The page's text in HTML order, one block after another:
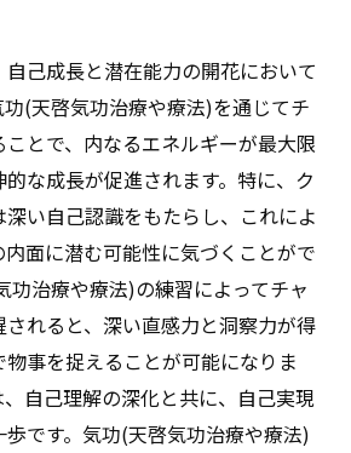
己成長と潜在能力の開花において
(天啓気功治療や療法)を通じてチ
とで、内なるエネルギーが最大限
な成長が促進されます。特に、ク
い自己認識をもたらし、これによ
面に潜む可能性に気づくことがで
功治療や療法)の練習によってチャ
れると、深い直感力と洞察力が得
事を捉えることが可能になりま
自己理解の深化と共に、自己実現
です。気功(天啓気功治療や療法)